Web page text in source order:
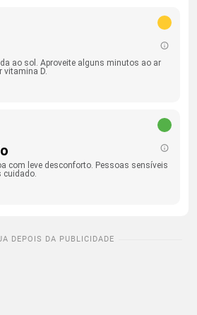
ao sol. Aproveite alguns minutos ao ar
vitamina D.
com leve desconforto. Pessoas sensíveis
cuidado.